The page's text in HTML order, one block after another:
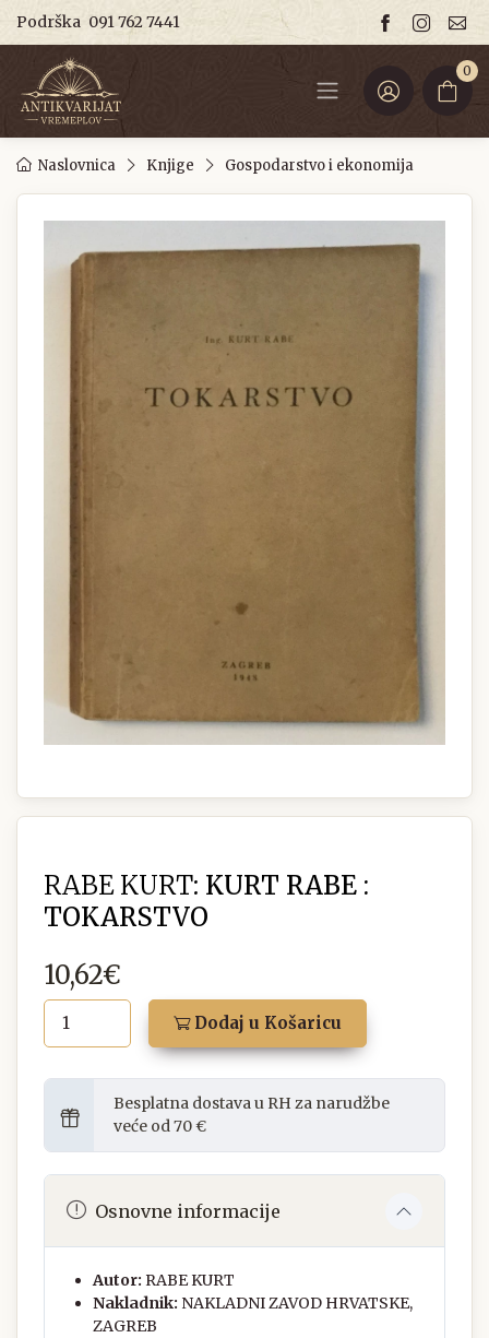
Podrška 091 762 7441
0
Naslovnica Knjige Gospodarstvo i ekonomija
RABE KURT: KURT RABE :
TOKARSTVO
10,62€
Dodaj u Košaricu
Besplatna dostava u RH za narudžbe
veće od 70 €
Osnovne informacije
Autor: RABE KURT
Nakladnik: NAKLADNI ZAVOD HRVATSKE,
ZAGREB